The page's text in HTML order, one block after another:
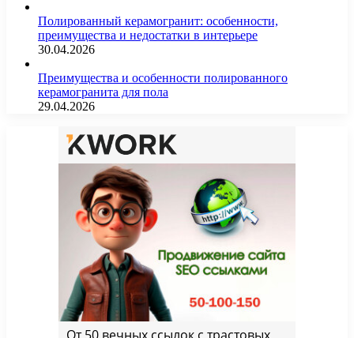
Полированный керамогранит: особенности,
преимущества и недостатки в интерьере
30.04.2026
Преимущества и особенности полированного
керамогранита для пола
29.04.2026